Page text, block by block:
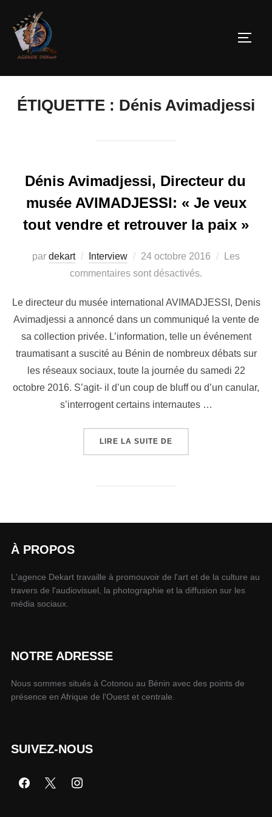
ÉTIQUETTE : Dénis Avimadjessi
Dénis Avimadjessi, Directeur du
musée AVIMADJESSI: « Je veux
tout vendre et retrouver la paix »
par dekart Interview 24 octobre 2016
Les
commentaires sont désactivés.
Le directeur du musée international AVIMADJESSI, Denis
Avimadjessi a annoncé dans un communiqué la vente de
sa collection privée. L’information, telle un événement
traumatisant a suscité au Bénin de nombreux débats sur
les réseaux sociaux, toute la journée du samedi 22
octobre 2016. S’agit- il d’un coup de bluff ou d’un canular,
s’interrogent certains internautes …
LIRE LA SUITE DE
À PROPOS
L'agence Dekart travaille à promouvoir de l'art et de la culture au
travers de l'audiovisuel, la photographie et la diffusion sur les
média sociaux.
NOTRE ADRESSE
Nous sommes situés à Cotonou au Bénin avec des points de
présence en Afrique de l'Ouest et centrale.
SUIVEZ-NOUS